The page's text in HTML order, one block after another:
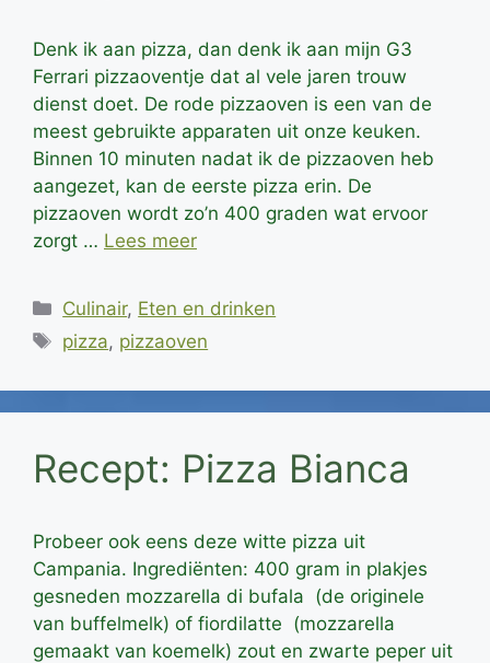
Denk ik aan pizza, dan denk ik aan mijn G3
Ferrari pizzaoventje dat al vele jaren trouw
dienst doet. De rode pizzaoven is een van de
meest gebruikte apparaten uit onze keuken.
Binnen 10 minuten nadat ik de pizzaoven heb
aangezet, kan de eerste pizza erin. De
pizzaoven wordt zo’n 400 graden wat ervoor
zorgt … Lees meer
Categorieën
Culinair, Eten en drinken
Tags
pizza, pizzaoven
Recept: Pizza Bianca
Probeer ook eens deze witte pizza uit
Campania. Ingrediënten: 400 gram in plakjes
gesneden mozzarella di bufala (de originele
van buffelmelk) of fiordilatte (mozzarella
gemaakt van koemelk) zout en zwarte peper uit